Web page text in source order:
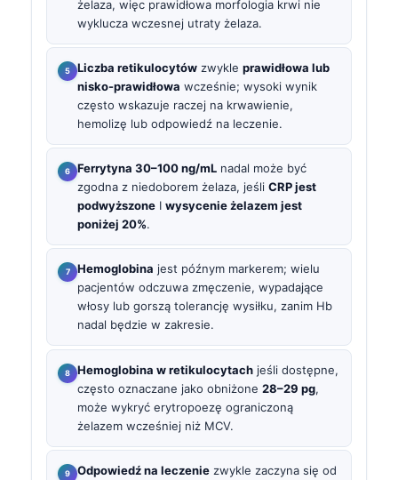
żelaza, więc prawidłowa morfologia krwi nie
wyklucza wczesnej utraty żelaza.
Liczba retikulocytów zwykle prawidłowa lub
nisko-prawidłowa wcześnie; wysoki wynik
często wskazuje raczej na krwawienie,
hemolizę lub odpowiedź na leczenie.
Ferrytyna 30–100 ng/mL nadal może być
zgodna z niedoborem żelaza, jeśli CRP jest
podwyższone I wysycenie żelazem jest
poniżej 20%.
Hemoglobina jest późnym markerem; wielu
pacjentów odczuwa zmęczenie, wypadające
włosy lub gorszą tolerancję wysiłku, zanim Hb
nadal będzie w zakresie.
Hemoglobina w retikulocytach jeśli dostępne,
często oznaczane jako obniżone 28–29 pg,
może wykryć erytropoezę ograniczoną
żelazem wcześniej niż MCV.
Odpowiedź na leczenie zwykle zaczyna się od